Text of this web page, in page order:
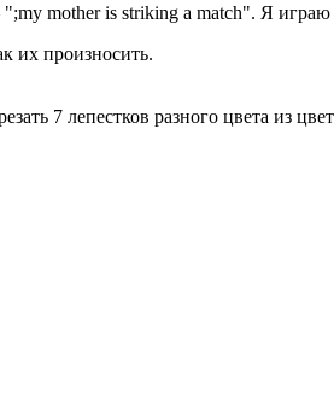
mother is striking a match". Я
их произносить.
7 лепестков разного цвета из